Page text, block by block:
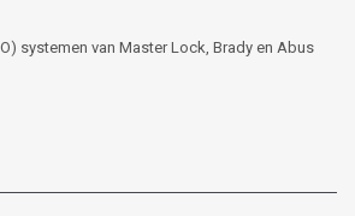
systemen van Master Lock, Brady en Abus